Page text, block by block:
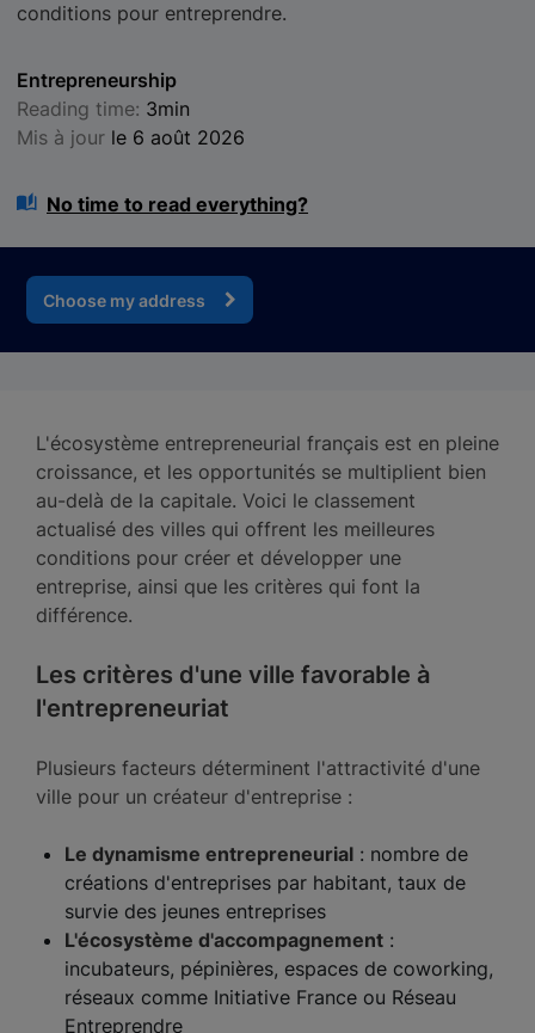
conditions pour entreprendre.
Entrepreneurship
Reading time: 3min
Mis à jour le 6 août 2026
No time to read everything?
Choose my address
L'écosystème entrepreneurial français est en pleine
croissance, et les opportunités se multiplient bien
au-delà de la capitale. Voici le classement
actualisé des villes qui offrent les meilleures
conditions pour créer et développer une
entreprise, ainsi que les critères qui font la
différence.
Les critères d'une ville favorable à
l'entrepreneuriat
Plusieurs facteurs déterminent l'attractivité d'une
ville pour un créateur d'entreprise :
Le dynamisme entrepreneurial : nombre de
créations d'entreprises par habitant, taux de
survie des jeunes entreprises
L'écosystème d'accompagnement :
incubateurs, pépinières, espaces de coworking,
réseaux comme Initiative France ou Réseau
Entreprendre